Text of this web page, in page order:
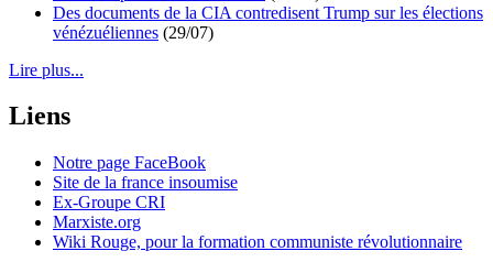
Des documents de la CIA contredisent Trump sur les élections
vénézuéliennes (29/07)
Lire plus...
Liens
Notre page FaceBook
Site de la france insoumise
Ex-Groupe CRI
Marxiste.org
Wiki Rouge, pour la formation communiste révolutionnaire